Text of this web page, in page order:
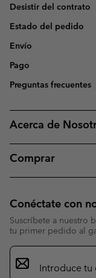
Desistir del contrato
Estado del pedido
Envío
Pago
Preguntas frecuentes
Acerca de
Comprar
Conéctate con
Suscríbete a nuestro
tu primer pedido al
Suscripción
de